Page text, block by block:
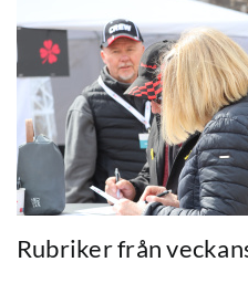
Rubriker från